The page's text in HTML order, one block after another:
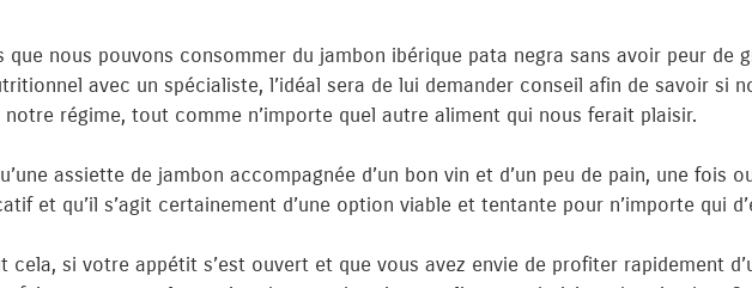
que nous pouvons consommer du jambon ibérique pata negra sans avoir peur de
avec un spécialiste, l’idéal sera de lui demander conseil afin de savoir si
régime, tout comme n’importe quel autre aliment qui nous ferait plaisir.
assiette de jambon accompagnée d’un bon vin et d’un peu de pain, une fois
et qu’il s’agit certainement d’une option viable et tentante pour n’importe qui
cela, si votre appétit s’est ouvert et que vous avez envie de profiter rapidement